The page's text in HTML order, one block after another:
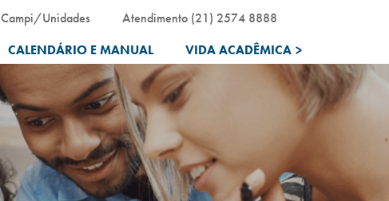
CALENDÁRIO E MANUAL VIDA ACADÊMICA >
Campi/Unidades Atendimento (21) 2574 8888